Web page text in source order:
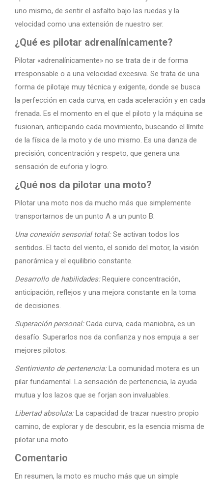
uno mismo, de sentir el asfalto bajo las ruedas y la
velocidad como una extensión de nuestro ser.
¿Qué es pilotar adrenalínicamente?
Pilotar «adrenalínicamente» no se trata de ir de forma
irresponsable o a una velocidad excesiva. Se trata de una
forma de pilotaje muy técnica y exigente, donde se busca
la perfección en cada curva, en cada aceleración y en cada
frenada. Es el momento en el que el piloto y la máquina se
fusionan, anticipando cada movimiento, buscando el límite
de la física de la moto y de uno mismo. Es una danza de
precisión, concentración y respeto, que genera una
sensación de euforia y logro.
¿Qué nos da pilotar una moto?
Pilotar una moto nos da mucho más que simplemente
transportarnos de un punto A a un punto B:
Una conexión sensorial total:Se activan todos los
sentidos. El tacto del viento, el sonido del motor, la visión
panorámica y el equilibrio constante.
Desarrollo de habilidades:Requiere concentración,
anticipación, reflejos y una mejora constante en la toma
de decisiones.
Superación personal:Cada curva, cada maniobra, es un
desafío. Superarlos nos da confianza y nos empuja a ser
mejores pilotos.
Sentimiento de pertenencia:La comunidad motera es un
pilar fundamental. La sensación de pertenencia, la ayuda
mutua y los lazos que se forjan son invaluables.
Libertad absoluta:La capacidad de trazar nuestro propio
camino, de explorar y de descubrir, es la esencia misma de
pilotar una moto.
Comentario
En resumen, la moto es mucho más que un simple